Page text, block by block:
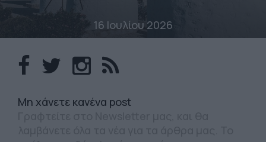
16 Ιουλίου 2026
Mη χάνετε κανένα post